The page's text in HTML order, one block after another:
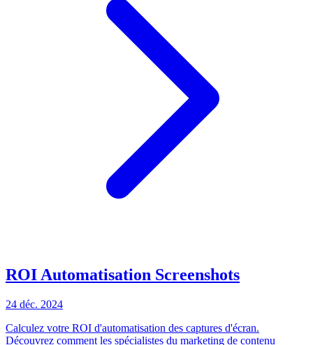
ROI Automatisation Screenshots
24 déc. 2024
Calculez votre ROI d'automatisation des captures d'écran.
Découvrez comment les spécialistes du marketing de contenu